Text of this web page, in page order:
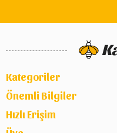
Kategoriler
Önemli Bilgiler
Hızlı Erişim